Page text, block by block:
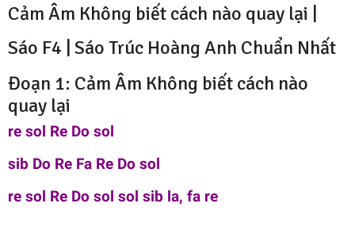
Cảm Âm Không biết cách nào quay lại |
Sáo F4 | Sáo Trúc Hoàng Anh Chuẩn Nhất
Đoạn 1: Cảm Âm Không biết cách nào
quay lại
re sol Re Do sol
sib Do Re Fa Re Do sol
re sol Re Do sol sol sib la, fa re